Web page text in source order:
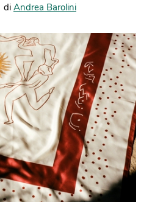
di Andrea Barolini